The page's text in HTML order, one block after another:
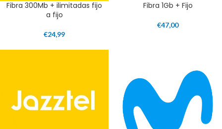
Fibra 300Mb + ilimitadas fijo
a fijo
€24,99
Fibra 1Gb + Fijo
€47,00